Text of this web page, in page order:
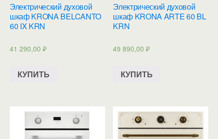
Электрический духовой
шкаф KRONA BELCANTO
60 IX KRN
41 290,00 ₽
КУПИТЬ
Электрический духовой
шкаф KRONA ARTE 60 BL
KRN
49 890,00₽
КУПИТЬ